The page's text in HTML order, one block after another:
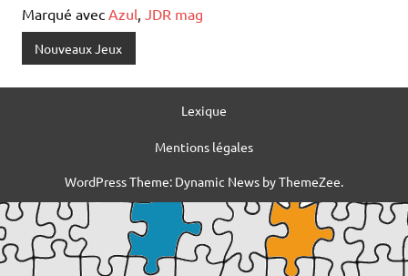
Marqué avec Azul, JDR mag
Nouveaux Jeux
Lexique
Mentions légales
WordPress Theme: Dynamic News by ThemeZee.